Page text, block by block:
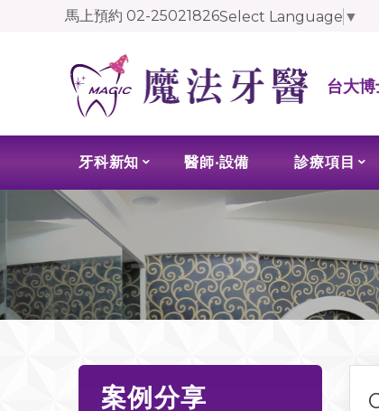
馬上預約 02-25021826Select Language ▼
台大
牙科新知 醫師‧設備 診療項目
案例分享